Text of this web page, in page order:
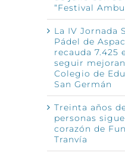
“Festival
La IV Jornada
Pádel de
recauda 7.425
seguir
Colegio de
San Germán
Treinta años
personas
corazón de
Tranvía